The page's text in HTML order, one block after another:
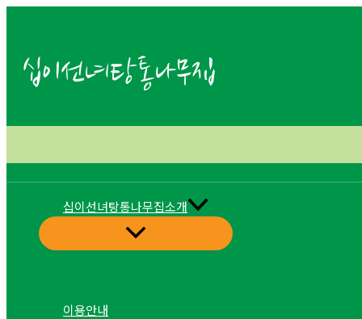
기
십이선녀탕통나무집
십이선녀탕통나무집소개
이용안내